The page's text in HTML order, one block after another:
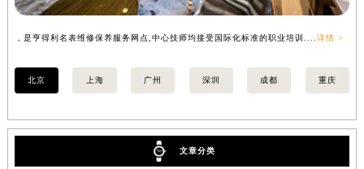
，是亨得利名表维修保养服务网点,中心技师均接受国际化标准的职业培训....详情 >
北京 上海 广州 深圳 成都 重庆
文章分类